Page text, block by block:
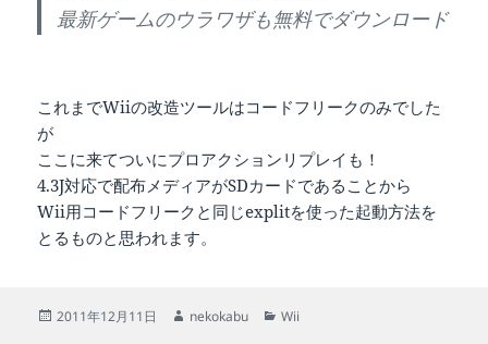
最新ゲームのウラワザも無料でダウンロード
これまでWiiの改造ツールはコードフリークのみでした
が
ここに来てついにプロアクションリプレイも！
4.3J対応で配布メディアがSDカードであることから
Wii用コードフリークと同じexplitを使った起動方法を
とるものと思われます。
投
2011年12月11日
作
nekokabu
カ
Wii